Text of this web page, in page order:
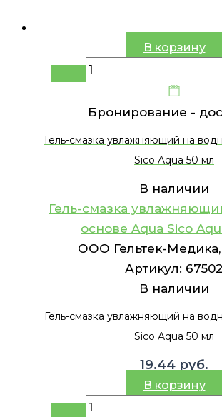
В корзину
Бронирование -
Гель-смазка увлажняющий на
Sico Aqua 50 мл
В наличии
Гель-смазка
основе Aqua Sico
ООО Гельтек-Медика,
Артикул: 67502
В наличии
Гель-смазка увлажняющий на
Sico Aqua 50 мл
19.44 руб.
В корзину